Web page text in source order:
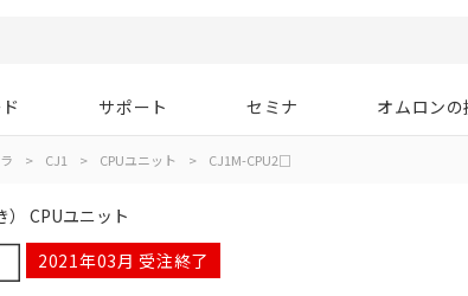
サポート セミナ オムロン
> CJ1 > CPUユニット > CJ1M-CPU2□
） CPUユニット
2021年03月 受注終了